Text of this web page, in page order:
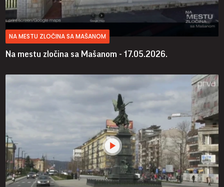
NA MESTU ZLOČINA SA MAŠANOM
Na mestu zločina sa Mašanom - 17.05.2026.